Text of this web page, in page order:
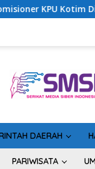
Ditahan Kejati
DAERAH
PARIWISATA